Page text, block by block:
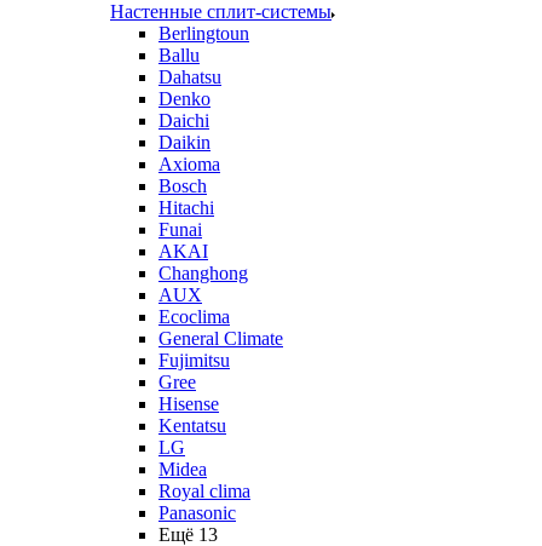
Настенные сплит-системы
Berlingtoun
Ballu
Dahatsu
Denko
Daichi
Daikin
Axioma
Bosch
Hitachi
Funai
AKAI
Changhong
AUX
Ecoclima
General Climate
Fujimitsu
Gree
Hisense
Kentatsu
LG
Midea
Royal clima
Panasonic
Ещё 13